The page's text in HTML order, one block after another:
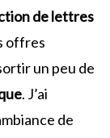
de lettres
offres
un peu de
. J’ai
de